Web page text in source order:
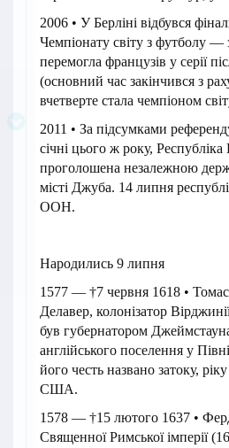
2006 • У Берліні відбувся
Чемпіонату світу з футболу —
перемогла французів у серії
(основний час закінчився з
вчетверте стала чемпіоном
2011 • За підсумками
січні цього ж року,
проголошена незалежною
місті Джуба. 14 липня
ООН.
Народились 9 липня
1577 — †7 червня 1618 •
Делавер, колонізатор
був губернатором
англійського поселення у
його честь названо затоку,
США.
1578 — †15 лютого 1637 •
Священної Римської імперії